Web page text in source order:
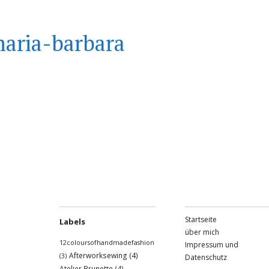
barbara
Startseite
über mich
Impressum und
Datenschutz
Labels
12coloursofhandmadefashion
(3) Afterworksewing (4)